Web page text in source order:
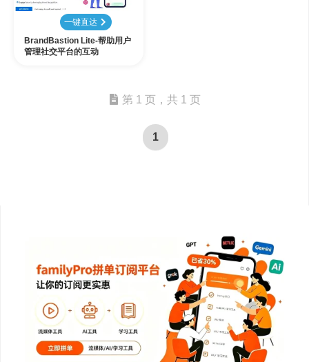
一键直达
BrandBastion Lite-帮助用户
管理社交平台的互动
第 1 页，共 1 页
1